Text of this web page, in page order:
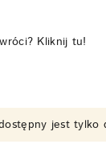
Kliknij tu!
jest tylko